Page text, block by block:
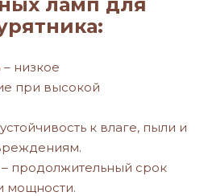
– низкое
при высокой
к влаге, пыли и
– продолжительный срок
мощности.